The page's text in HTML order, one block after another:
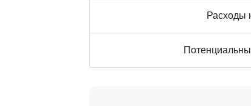
Расходы